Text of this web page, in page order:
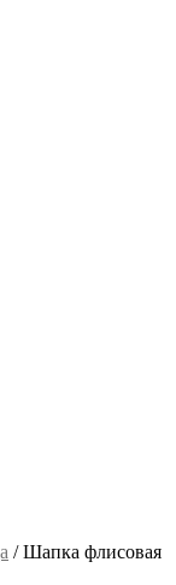
/Шапка флисовая